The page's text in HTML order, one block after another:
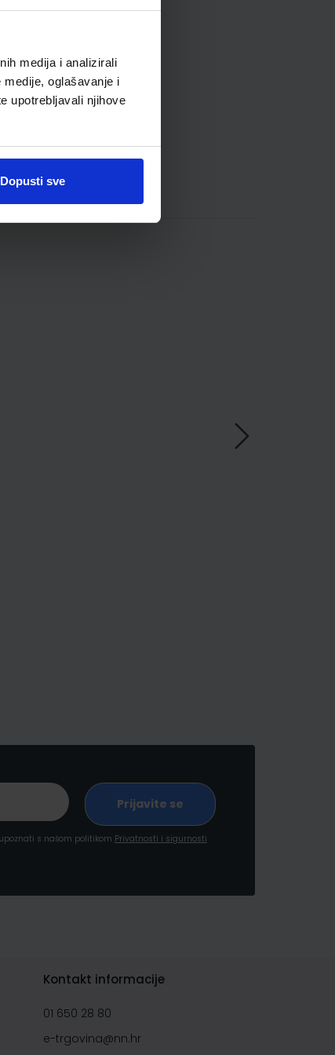
medija i analizirali
oglašavanje i
upotrebljavali njihove
Dopusti sve
s našom politikom Privatnosti i sigurnosti
Kontakt informacije
01 650 28 80
e-trgovina@nn.hr